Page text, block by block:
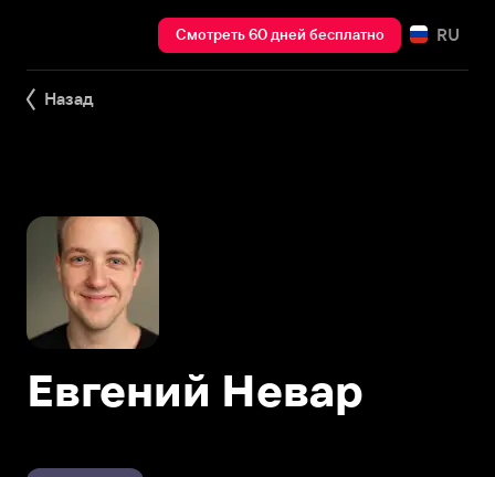
Смотреть 60 дней бесплатно RU
Назад
Евгений Невар